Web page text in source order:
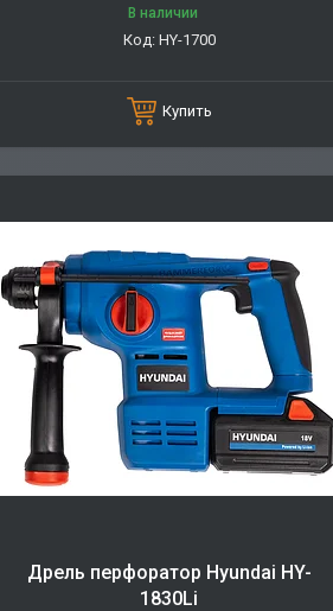
В наличии
HY-1700
Купить
Дрель перфоратор Hyundai HY-
1830Li